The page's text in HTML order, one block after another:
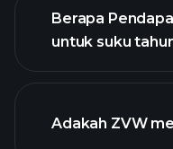
Berapa
untuk suku
Adakah ZVW